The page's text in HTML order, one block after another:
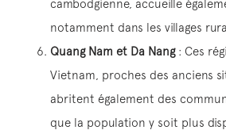
cambodgienne, accueille
notamment dans les villages
Quang Nam et Da Nang: Ces
Vietnam, proches des anciens
abritent également des
que la population y soit plus